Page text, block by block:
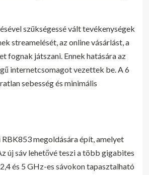
szükségessé vált tevékenységek
streamelését, az online vásárlást, a
fognak játszani. Ennek hatására az
internetcsomagot vezettek be. A 6
sebesség és minimális
megoldására épít, amelyet
új sáv lehetővé teszi a több gigabites
és 5 GHz-es sávokon tapasztalható